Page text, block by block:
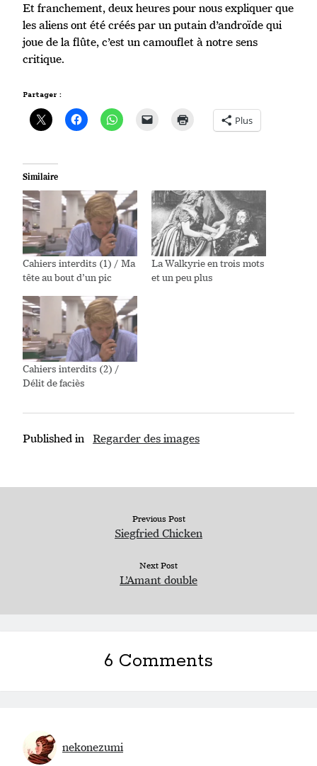
Et franchement, deux heures pour nous expliquer que
les aliens ont été créés par un putain d’androïde qui
joue de la flûte, c’est un camouflet à notre sens
critique.
Partager :
Plus
Similaire
Cahiers interdits (1) / Ma
tête au bout d’un pic
La Walkyrie en trois mots
et un peu plus
Cahiers interdits (2) /
Délit de faciès
Published in Regarder des images
Previous Post
Siegfried Chicken
Next Post
L’Amant double
6 Comments
nekonezumi